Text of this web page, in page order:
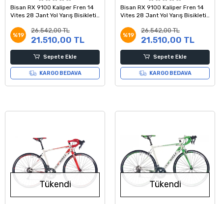
Bisan RX 9100 Kaliper Fren 14
Vites 28 Jant Yol Yarış Bisikleti
%19
26.542,00 TL
21.510,00 TL
Sepete Ekle
KARGO BEDAVA
Bisan RX 9100 Kaliper Fren 14
Vites 28 Jant Yol Yarış Bisikleti
%19
26.542,00 TL
21.510,00 TL
Sepete Ekle
KARGO BEDAVA
Tükendi Tükendi